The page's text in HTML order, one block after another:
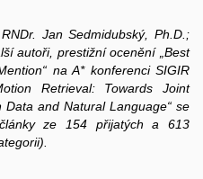
Jan Sedmidubský, Ph.D.;
autoři, prestižní ocenění „Best
na A* konferenci SIGIR
Retrieval: Towards Joint
and Natural Language“ se
ze 154 přijatých a 613